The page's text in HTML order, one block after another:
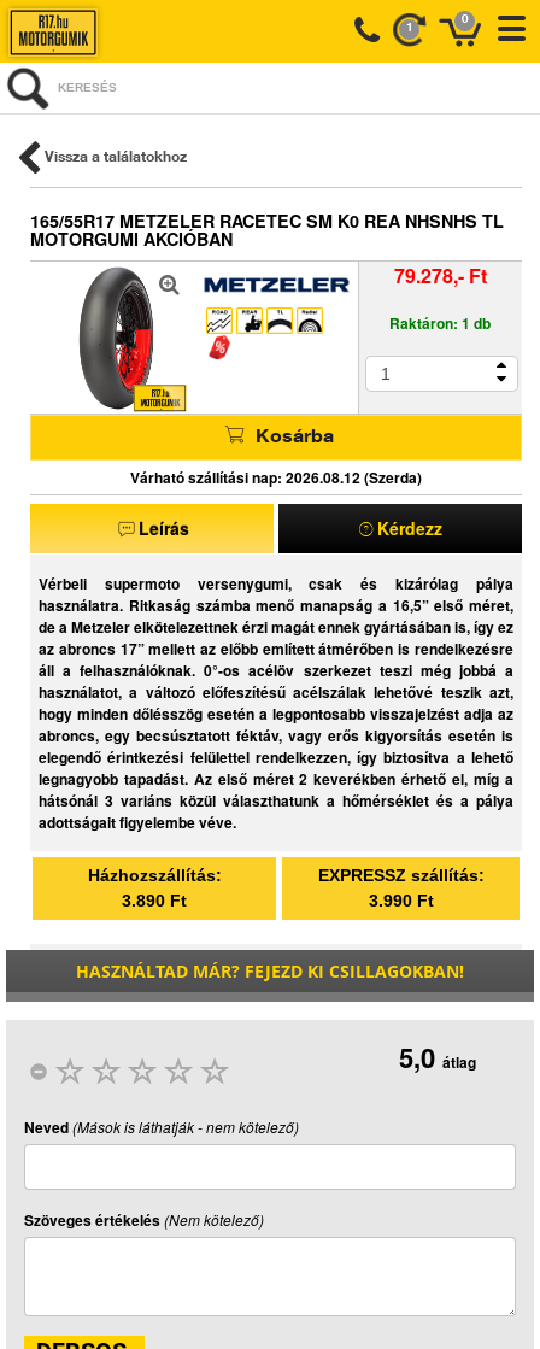
0
1
KERESÉS
Vissza a találatokhoz
165/55R17 METZELER RACETEC SM K0 REA NHSNHS TL
MOTORGUMI AKCIÓBAN
79.278,- Ft
Raktáron: 1 db
Kosárba
Várható szállítási nap: 2026.08.12 (Szerda)
Leírás Kérdezz
Vérbeli supermoto versenygumi, csak és kizárólag pálya
használatra. Ritkaság számba menő manapság a 16,5” első méret,
de a Metzeler elkötelezettnek érzi magát ennek gyártásában is, így ez
az abroncs 17” mellett az előbb említett átmérőben is rendelkezésre
áll a felhasználóknak. 0°-os acélöv szerkezet teszi még jobbá a
használatot, a változó előfeszítésű acélszálak lehetővé teszik azt,
hogy minden dőlésszög esetén a legpontosabb visszajelzést adja az
abroncs, egy becsúsztatott féktáv, vagy erős kigyorsítás esetén is
elegendő érintkezési felülettel rendelkezzen, így biztosítva a lehető
legnagyobb tapadást. Az első méret 2 keverékben érhető el, míg a
hátsónál 3 variáns közül választhatunk a hőmérséklet és a pálya
adottságait figyelembe véve.
Házhozszállítás:
3.890 Ft
EXPRESSZ szállítás:
3.990 Ft
HASZNÁLTAD MÁR? FEJEZD KI CSILLAGOKBAN!
5,0 átlag
Neved(Mások is láthatják - nem kötelező)
Szöveges értékelés(Nem kötelező)